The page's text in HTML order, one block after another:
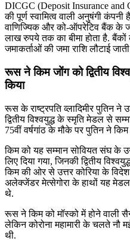
DICGC (Deposit Insurance and
की पूर्ण स्वामित्व वाली अनुषंगी
वाणिज्यिक और को-ऑपरेटिव बैंक के
लाख रुपये तक का बीमा होता है.
जमाकर्ताओं की जमा राशि लौटाई
रूस ने किम जोंग को द्वितीय
किया
रूस के राष्ट्रपति व्लादिमीर पुतिन
द्वितीय विश्वयुद्ध के स्मृति मेडल से
75वीं वर्षगांठ के मौके पर पुतिन ने
किम को यह सम्मान सोवियत संघ के
लिए दिया गया, जिनकी द्वितीय
किम की ओर से उत्तर कोरिया के
अलेक्जेंडर मेत्सेगोरा के हाथों यह मेडल
थे.
रूस ने किम को मॉस्को में होने वाली
लेकिन कोरोना महामारी के चलते नौ
थी.